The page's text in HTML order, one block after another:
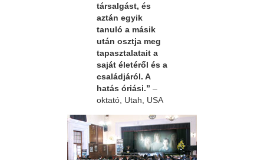
társalgást, és
aztán egyik
tanuló a másik
után osztja meg
tapasztalatait a
saját életéről és a
családjáról. A
hatás óriási.” –
oktató, Utah, USA